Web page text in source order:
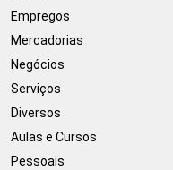
Empregos
Mercadorias
Negócios
Serviços
Diversos
Aulas e Cursos
Pessoais